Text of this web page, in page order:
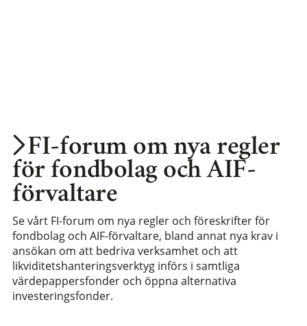
FI-forum om nya regler
för fondbolag och AIF-
förvaltare
Se vårt FI-forum om nya regler och föreskrifter för
fondbolag och AIF-förvaltare, bland annat nya krav i
ansökan om att bedriva verksamhet och att
likviditetshanteringsverktyg införs i samtliga
värdepappersfonder och öppna alternativa
investeringsfonder.